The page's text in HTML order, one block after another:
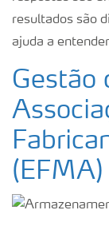
resultados são
ajuda a
Gestão
(EFMA)